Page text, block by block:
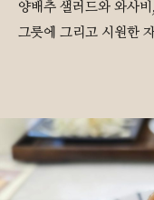
양배추 샐러드와 와사
그릇에 그리고 시원한